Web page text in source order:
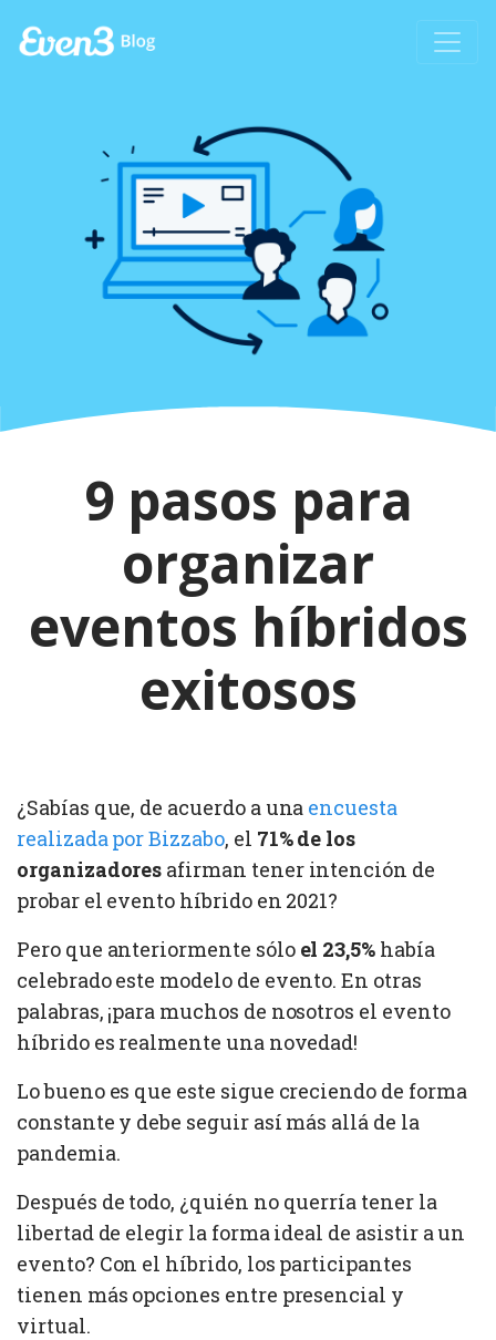
9 pasos para
organizar
eventos híbridos
exitosos
¿Sabías que, de acuerdo a una encuesta
realizada por Bizzabo, el 71% de los
organizadores afirman tener intención de
probar el evento híbrido en 2021?
Pero que anteriormente sólo el 23,5% había
celebrado este modelo de evento. En otras
palabras, ¡para muchos de nosotros el evento
híbrido es realmente una novedad!
Lo bueno es que este sigue creciendo de forma
constante y debe seguir así más allá de la
pandemia.
Después de todo, ¿quién no querría tener la
libertad de elegir la forma ideal de asistir a un
evento? Con el híbrido, los participantes
tienen más opciones entre presencial y
virtual.